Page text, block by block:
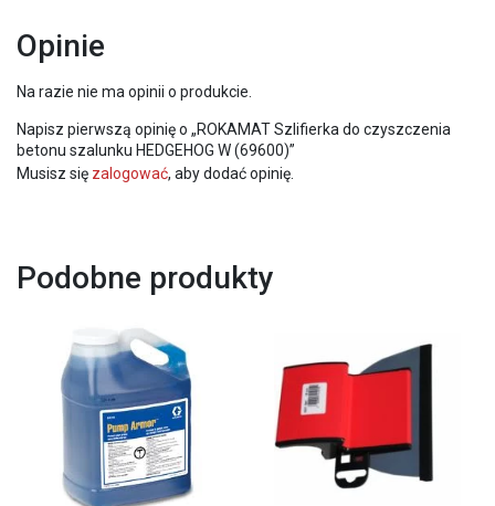
Opinie
Na razie nie ma opinii o produkcie.
Napisz pierwszą opinię o „ROKAMAT Szlifierka do czyszczenia
betonu szalunku HEDGEHOG W (69600)”
Musisz się zalogować, aby dodać opinię.
Podobne produkty